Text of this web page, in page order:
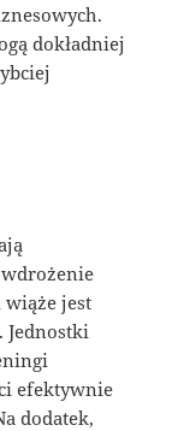
dokładniej
jest
efektywnie
dodatek,